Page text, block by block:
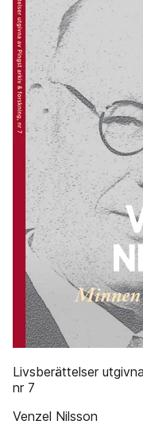
Livsberättelser
nr 7
Venzel Nilsson